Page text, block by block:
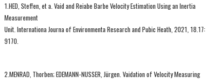
1.HED, Steffen, et a. Vaid and Reiabe Barbe Velocity Estimation Using an Inertia
Measurement
Unit. Internationa Journa of Environmenta Research and Pubic Heath, 2021, 18.17:
9170.
2.MENRAD, Thorben; EDEMANN-NUSSER, Jürgen. Vaidation of Velocity Measuring